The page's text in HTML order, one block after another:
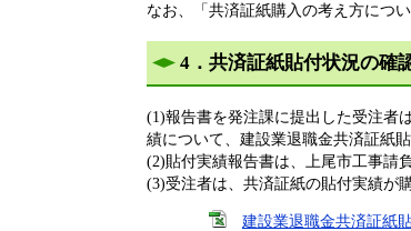
なお、「共済証紙購入の考え方につ
4．共済証紙貼付状況の確
(1)報告書を発注課に提出した受注者
績について、建設業退職金共済証紙
(2)貼付実績報告書は、上尾市工事請
(3)受注者は、共済証紙の貼付実績が
建設業退職金共済証紙